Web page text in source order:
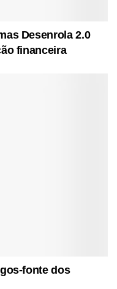
Desenrola 2.0
financeira
fonte dos